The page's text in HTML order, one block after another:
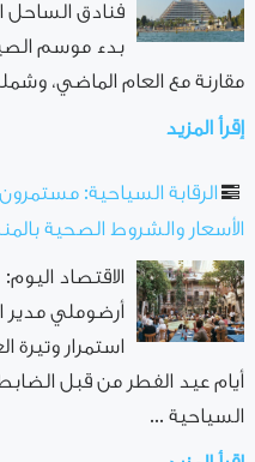
فنادق الساحل
مقارنة مع العام الماضي،
إقرأ المزيد
الرقابة السياحية:
الأسعار والشروط الصحية
الاقتصاد
أرضوملي مدير
استمرار وتيرة
أيام عيد الفطر من قبل
السياحية ...